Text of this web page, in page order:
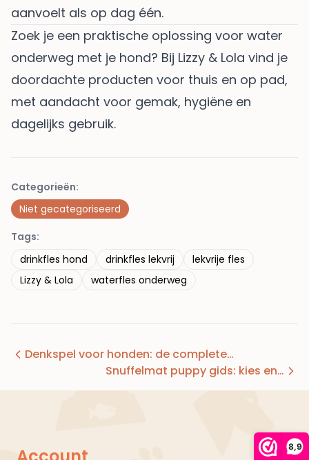
8,9
aanvoelt als op dag één.
Zoek je een praktische oplossing voor water
onderweg met je hond? Bij Lizzy & Lola vind je
doordachte producten voor thuis en op pad,
met aandacht voor gemak, hygiëne en
dagelijks gebruik.
Categorieën:
Niet gecategoriseerd
Tags:
drinkfles hond
drinkfles lekvrij
lekvrije fles
Lizzy & Lola
waterfles onderweg
Denkspel voor honden: de complete…
Snuffelmat puppy gids: kies en…